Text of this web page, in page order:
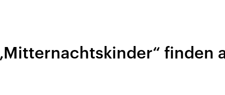
finden